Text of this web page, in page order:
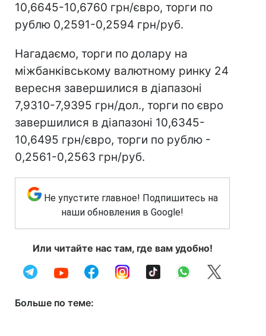
10,6645-10,6760 грн/євро, торги по
рублю 0,2591-0,2594 грн/руб.
Нагадаємо, торги по долару на
міжбанківському валютному ринку 24
вересня завершилися в діапазоні
7,9310-7,9395 грн/дол., торги по євро
завершилися в діапазоні 10,6345-
10,6495 грн/євро, торги по рублю -
0,2561-0,2563 грн/руб.
Не упустите главное! Подпишитесь на
наши обновления в Google!
Или читайте нас там, где вам удобно!
Больше по теме: